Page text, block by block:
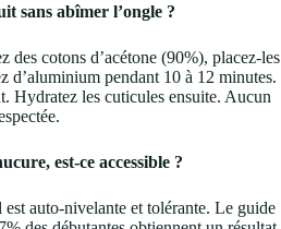
sans abîmer l’ongle ?
des cotons d’acétone (90%), placez-les
d’aluminium pendant 10 à 12 minutes.
Hydratez les cuticules ensuite. Aucun
est-ce accessible ?
auto-nivelante et tolérante. Le guide